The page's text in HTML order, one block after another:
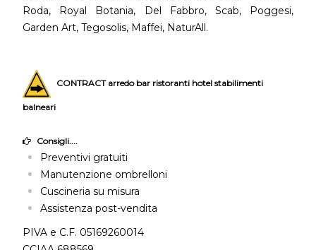
Roda, Royal Botania, Del Fabbro, Scab, Poggesi,
Garden Art, Tegosolis, Maffei, NaturAll.
CONTRACT arredo bar ristoranti hotel stabilimenti
balneari
Consigli....
Preventivi gratuiti
Manutenzione ombrelloni
Cuscineria su misura
Assistenza post-vendita
PIVA e C.F. 05169260014